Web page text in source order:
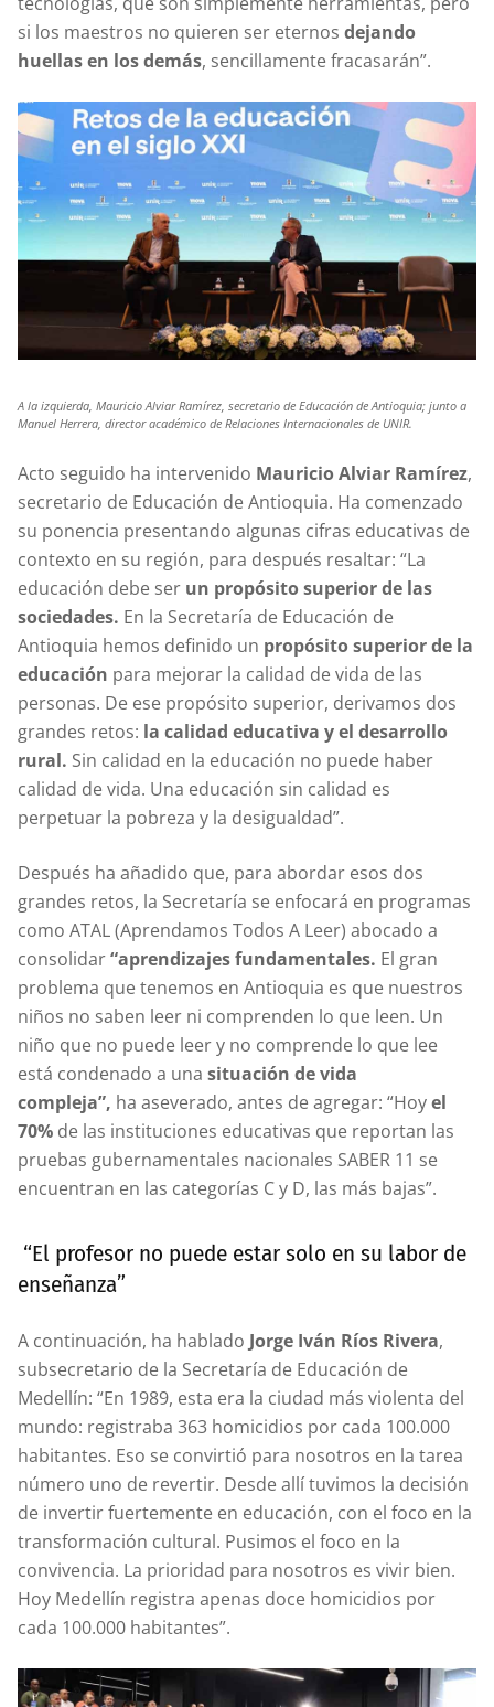
si los maestros no quieren ser eternos dejando
huellas en los demás, sencillamente fracasarán”.
A la izquierda, Mauricio Alviar Ramírez, secretario de Educación de Antioquia; junto a
Manuel Herrera, director académico de Relaciones Internacionales de UNIR.
Acto seguido ha intervenido Mauricio Alviar Ramírez,
secretario de Educación de Antioquia. Ha comenzado
su ponencia presentando algunas cifras educativas de
contexto en su región, para después resaltar: “La
educación debe ser un propósito superior de las
sociedades. En la Secretaría de Educación de
Antioquia hemos definido un propósito superior de la
educación para mejorar la calidad de vida de las
personas. De ese propósito superior, derivamos dos
grandes retos: la calidad educativa y el desarrollo
rural. Sin calidad en la educación no puede haber
calidad de vida. Una educación sin calidad es
perpetuar la pobreza y la desigualdad”.
Después ha añadido que, para abordar esos dos
grandes retos, la Secretaría se enfocará en programas
como ATAL (Aprendamos Todos A Leer) abocado a
consolidar“aprendizajes fundamentales. El gran
problema que tenemos en Antioquia es que nuestros
niños no saben leer ni comprenden lo que leen. Un
niño que no puede leer y no comprende lo que lee
está condenado a una situación de vida
compleja”, ha aseverado, antes de agregar: “Hoyel
70% de las instituciones educativas que reportan las
pruebas gubernamentales nacionales SABER 11 se
encuentran en las categorías C y D, las más bajas”.
“El profesor no puede estar solo en su labor de
enseñanza”
A continuación, ha hablado Jorge Iván Ríos Rivera,
subsecretario de la Secretaría de Educación de
Medellín: “En 1989, esta era la ciudad más violenta del
mundo: registraba 363 homicidios por cada 100.000
habitantes. Eso se convirtió para nosotros en la tarea
número uno de revertir. Desde allí tuvimos la decisión
de invertir fuertemente en educación, con el foco en la
transformación cultural. Pusimos el foco en la
convivencia. La prioridad para nosotros es vivir bien.
Hoy Medellín registra apenas doce homicidios por
cada 100.000 habitantes”.